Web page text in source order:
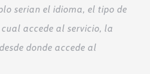
serian el idioma, el tipo de
accede al servicio, la
donde accede al